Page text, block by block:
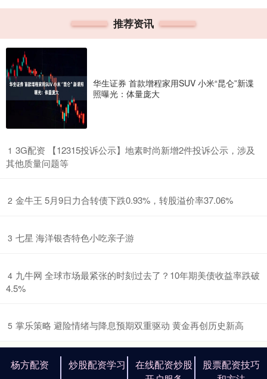
推荐资讯
华生证券 首款增程家用SUV 小米“昆仑”新谍
照曝光：体量庞大
1 ​3G配资 【12315投诉公示】地素时尚新增2件投诉公示，涉及
其他质量问题等
2 ​金牛王 5月9日力合转债下跌0.93%，转股溢价率37.06%
3 ​七星 海洋银杏特色小吃亲子游
4 ​九牛网 全球市场最紧张的时刻过去了？10年期美债收益率跌破
4.5%
5 ​掌乐策略 避险情绪与降息预期双重驱动 黄金再创历史新高
杨方配资 炒股配资学习
在线配资炒股
股票配资技巧